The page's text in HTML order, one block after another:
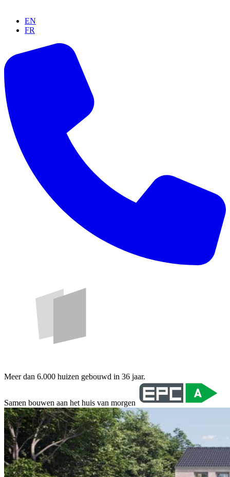
EN
FR
Meer dan 6.000 huizen gebouwd in 36 jaar.
Samen bouwen aan het huis van morgen